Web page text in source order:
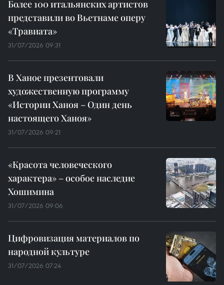
Более 100 итальянских артистов
представили во Вьетнаме оперу
«Травиата»
31/07/2026 09:31
В Ханое презентовали
художественную программу
«Истории Ханоя – Один день
настоящего Ханоя»
31/07/2026 09:21
«Красота человеческого
характера» – особое наследие
Хошимина
31/07/2026 09:06
Цифровизация материалов по
народной культуре
31/07/2026 07:24